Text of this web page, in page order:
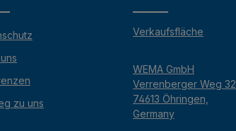
zu uns
Verkaufsfläche
WEMA GmbH
Verrenberger Weg 32
74613 Öhringen,
Germany